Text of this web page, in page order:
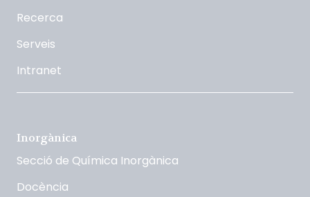
Recerca
Serveis
Intranet
Inorgànica
Secció de Química Inorgànica
Docència